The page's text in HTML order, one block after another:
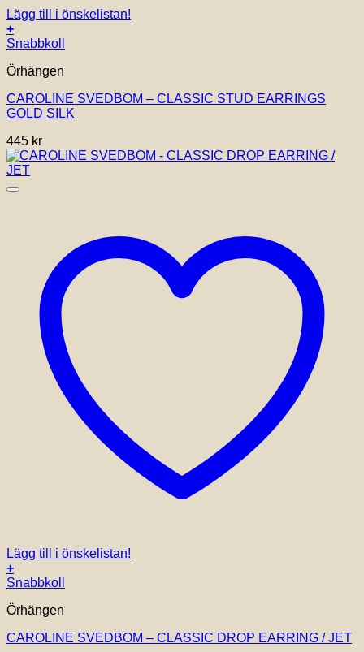
Lägg till i önskelistan!
+
Snabbkoll
Örhängen
CAROLINE SVEDBOM – CLASSIC STUD EARRINGS
GOLD SILK
445 kr
Lägg till i önskelistan!
+
Snabbkoll
Örhängen
CAROLINE SVEDBOM – CLASSIC DROP EARRING / JET